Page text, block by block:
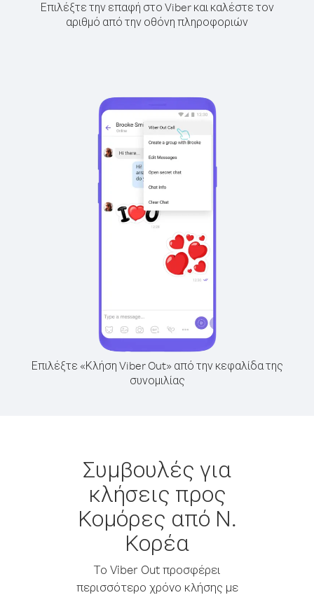
Επιλέξτε την επαφή στο Viber και καλέστε τον
αριθμό από την οθόνη πληροφοριών
Επιλέξτε «Κλήση Viber Out» από την κεφαλίδα της
συνομιλίας
Συμβουλές για
κλήσεις προς
Κομόρες από Ν.
Κορέα
Το Viber Out προσφέρει
περισσότερο χρόνο κλήσης με